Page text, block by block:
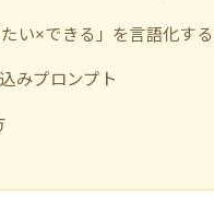
い×できる」を言語化す
みプロンプト